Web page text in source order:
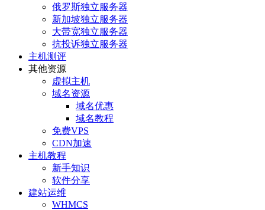
俄罗斯独立服务器
新加坡独立服务器
大带宽独立服务器
抗投诉独立服务器
主机测评
其他资源
虚拟主机
域名资源
域名优惠
域名教程
免费VPS
CDN加速
主机教程
新手知识
软件分享
建站运维
WHMCS